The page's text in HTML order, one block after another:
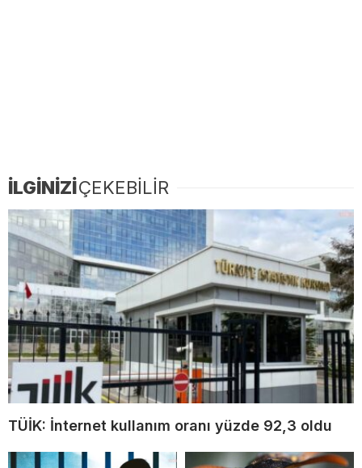
İLGİNİZİÇEKEBİLİR
TÜİK: İnternet kullanım oranı yüzde 92,3 oldu